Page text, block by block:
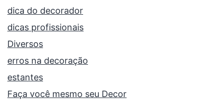
dica do decorador
dicas profissionais
Diversos
erros na decoração
estantes
Faça você mesmo seu Decor